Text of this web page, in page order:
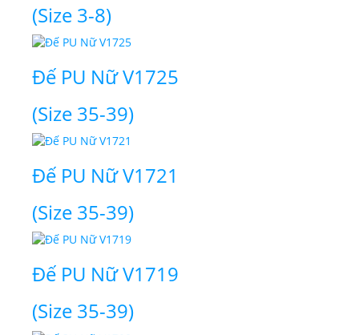
(Size 3-8)
Đế PU Nữ V1725
(Size 35-39)
Đế PU Nữ V1721
(Size 35-39)
Đế PU Nữ V1719
(Size 35-39)